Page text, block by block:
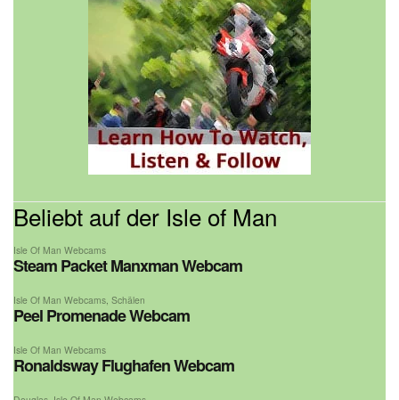
Beliebt auf der Isle of Man
Isle Of Man Webcams
Steam Packet Manxman Webcam
Isle Of Man Webcams, Schälen
Peel Promenade Webcam
Isle Of Man Webcams
Ronaldsway Flughafen Webcam